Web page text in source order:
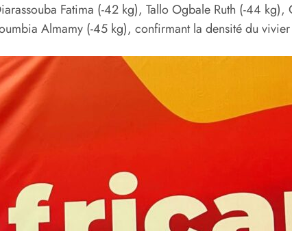
Fatima (-42 kg), Tallo Ogbale Ruth (-44
Almamy (-45 kg), confirmant la densité du